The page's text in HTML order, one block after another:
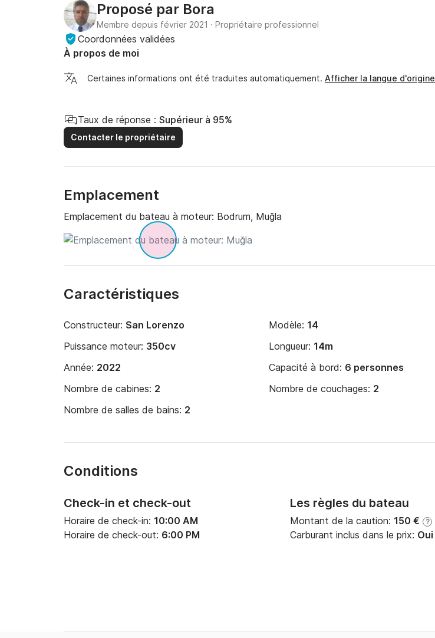
Proposé par Bora
Membre depuis février 2021 · Propriétaire professionnel
Coordonnées validées
À propos de moi
Certaines informations ont été traduites automatiquement. Afficher la langue d'origine
Taux de réponse : Supérieur à 95%
Contacter le propriétaire
Emplacement
Emplacement du bateau à moteur: Bodrum, Muğla
Caractéristiques
Constructeur: San Lorenzo Modèle: 14
Puissance moteur: 350cv Longueur: 14m
Année: 2022 Capacité à bord: 6 personnes
Nombre de cabines: 2 Nombre de couchages: 2
Nombre de salles de bains: 2
Conditions
Check-in et check-out
Horaire de check-in: 10:00 AM
Horaire de check-out: 6:00 PM
Les règles du bateau
Montant de la caution: 150 € ?
Carburant inclus dans le prix: Oui